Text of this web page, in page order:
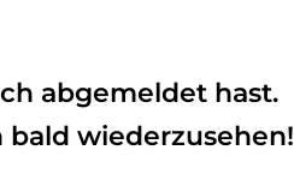
abgemeldet hast.
wiederzusehen!